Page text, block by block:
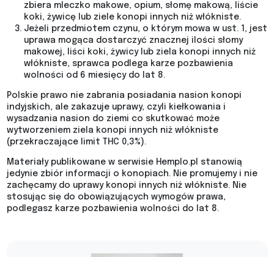
zbiera mleczko makowe, opium, słomę makową, liście
koki, żywicę lub ziele konopi innych niż włókniste.
Jeżeli przedmiotem czynu, o którym mowa w ust. 1, jest
uprawa mogąca dostarczyć znacznej ilości słomy
makowej, liści koki, żywicy lub ziela konopi innych niż
włókniste, sprawca podlega karze pozbawienia
wolności od 6 miesięcy do lat 8.
Polskie prawo nie zabrania posiadania nasion konopi
indyjskich, ale zakazuje uprawy, czyli kiełkowania i
wysadzania nasion do ziemi co skutkować może
wytworzeniem ziela konopi innych niż włókniste
(przekraczające limit THC 0,3%).
Materiały publikowane w serwisie Hemplo.pl stanowią
jedynie zbiór informacji o konopiach. Nie promujemy i nie
zachęcamy do uprawy konopi innych niż włókniste. Nie
stosując się do obowiązujących wymogów prawa,
podlegasz karze pozbawienia wolności do lat 8.